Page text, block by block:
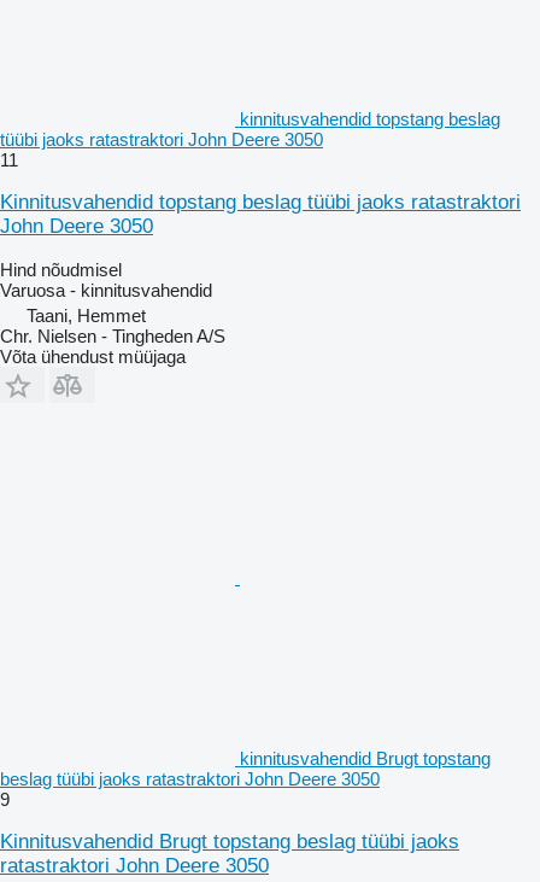
kinnitusvahendid topstang beslag
tüübi jaoks ratastraktori John Deere 3050
11
Kinnitusvahendid topstang beslag tüübi jaoks ratastraktori
John Deere 3050
Hind nõudmisel
Varuosa - kinnitusvahendid
Taani, Hemmet
Chr. Nielsen - Tingheden A/S
Võta ühendust müüjaga
kinnitusvahendid Brugt topstang
beslag tüübi jaoks ratastraktori John Deere 3050
9
Kinnitusvahendid Brugt topstang beslag tüübi jaoks
ratastraktori John Deere 3050